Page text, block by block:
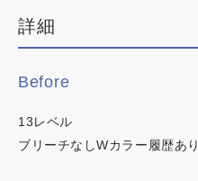
ヒカリナス
韓国・ワンホン
明るい白髪染め
時短カラー
ノンジアミンカラー
詳細
Before
13レベル
ブリーチなしWカラー履歴あり